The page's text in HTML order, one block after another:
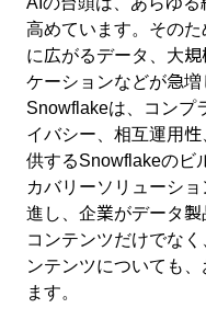
高めています。その
に広がるデータ、大
ケーションなどが急増
Snowflakeは、コンプ
イバシー、相互運用
供するSnowflakeのビ
カバリーソリューショ
進し、企業がデータ
コンテンツだけでな
ンテンツについても
ます。